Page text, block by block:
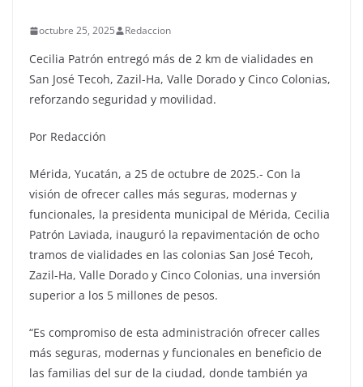
octubre 25, 2025 Redaccion
Cecilia Patrón entregó más de 2 km de vialidades en
San José Tecoh, Zazil-Ha, Valle Dorado y Cinco Colonias,
reforzando seguridad y movilidad.
Por Redacción
Mérida, Yucatán, a 25 de octubre de 2025.- Con la
visión de ofrecer calles más seguras, modernas y
funcionales, la presidenta municipal de Mérida, Cecilia
Patrón Laviada, inauguró la repavimentación de ocho
tramos de vialidades en las colonias San José Tecoh,
Zazil-Ha, Valle Dorado y Cinco Colonias, una inversión
superior a los 5 millones de pesos.
“Es compromiso de esta administración ofrecer calles
más seguras, modernas y funcionales en beneficio de
las familias del sur de la ciudad, donde también ya